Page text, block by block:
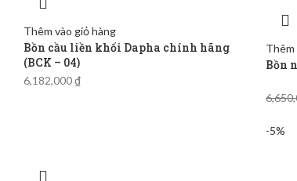
Thêm vào giỏ hàng
Bồn cầu liền khối Dapha chính hãng
(BCK – 04)
6,182,000₫
Thêm
Bồn
-5%